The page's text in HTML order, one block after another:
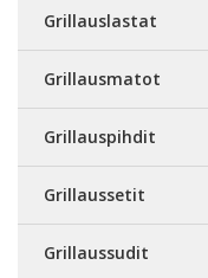
Grillauslastat
Grillausmatot
Grillauspihdit
Grillaussetit
Grillaussudit